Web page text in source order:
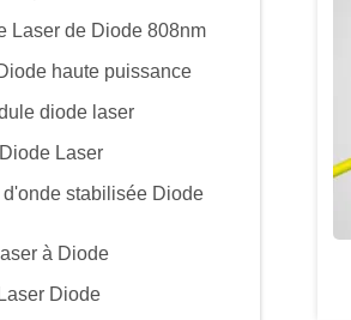
Laser de Diode 808nm
haute puissance
diode laser
Laser
d'onde stabilisée Diode
à Diode
Diode